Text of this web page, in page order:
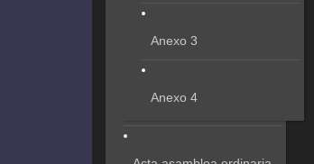
Anexo 3
Anexo 4